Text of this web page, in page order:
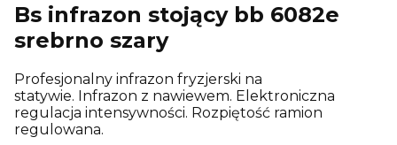
Bs infrazon stojący bb 6082e
srebrno szary
Profesjonalny infrazon fryzjerski na
statywie. Infrazon z nawiewem. Elektroniczna
regulacja intensywności. Rozpiętość ramion
regulowana.